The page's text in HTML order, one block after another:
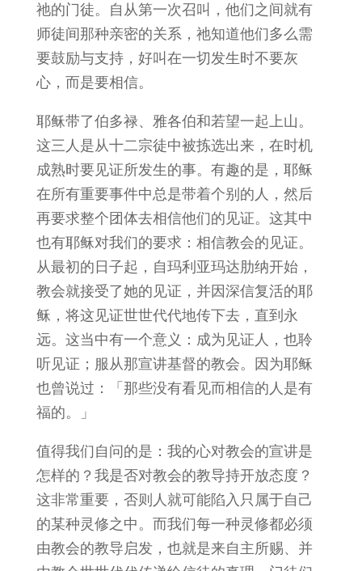
祂的门徒。自从第一次召叫，他们之间就有
师徒间那种亲密的关系，祂知道他们多么需
要鼓励与支持，好叫在一切发生时不要灰
心，而是要相信。
耶稣带了伯多禄、雅各伯和若望一起上山。
这三人是从十二宗徒中被拣选出来，在时机
成熟时要见证所发生的事。有趣的是，耶稣
在所有重要事件中总是带着个别的人，然后
再要求整个团体去相信他们的见证。这其中
也有耶稣对我们的要求：相信教会的见证。
从最初的日子起，自玛利亚玛达肋纳开始，
教会就接受了她的见证，并因深信复活的耶
稣，将这见证世世代代地传下去，直到永
远。这当中有一个意义：成为见证人，也聆
听见证；服从那宣讲基督的教会。因为耶稣
也曾说过：「那些没有看见而相信的人是有
福的。」
值得我们自问的是：我的心对教会的宣讲是
怎样的？我是否对教会的教导持开放态度？
这非常重要，否则人就可能陷入只属于自己
的某种灵修之中。而我们每一种灵修都必须
由教会的教导启发，也就是来自主所赐、并